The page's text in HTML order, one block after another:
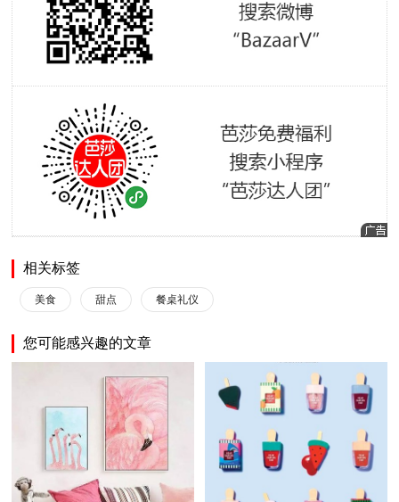
相关标签
美食 甜点 餐桌礼仪
您可能感兴趣的文章